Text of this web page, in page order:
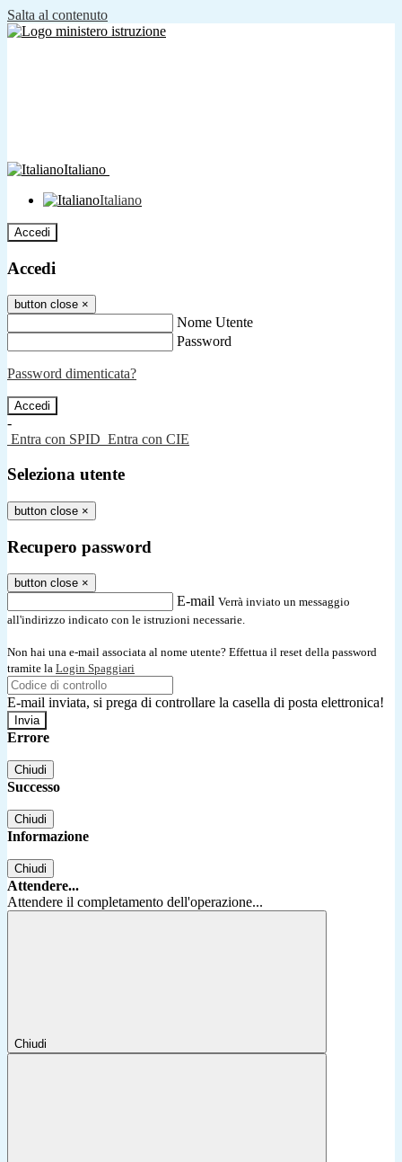
Salta al contenuto
Italiano
Italiano
Accedi
Accedi
button close ×
Nome Utente
Password
Password dimenticata?
-
Entra con SPID Entra con CIE
Seleziona utente
button close ×
Recupero password
button close ×
E-mail Verrà inviato un messaggio
all'indirizzo indicato con le istruzioni necessarie.
Non hai una e-mail associata al nome utente? Effettua il reset della password
tramite la Login Spaggiari
E-mail inviata, si prega di controllare la casella di posta elettronica!
Errore
Chiudi
Successo
Chiudi
Informazione
Chiudi
Attendere...
Attendere il completamento dell'operazione...
Chiudi